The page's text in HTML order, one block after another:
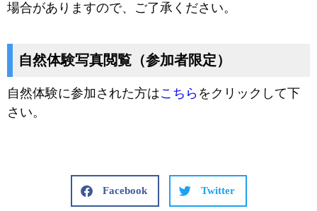
場合がありますので、ご了承ください。
自然体験写真閲覧（参加者限定）
自然体験に参加された方はこちら をクリックして下
さい。
Facebook Twitter